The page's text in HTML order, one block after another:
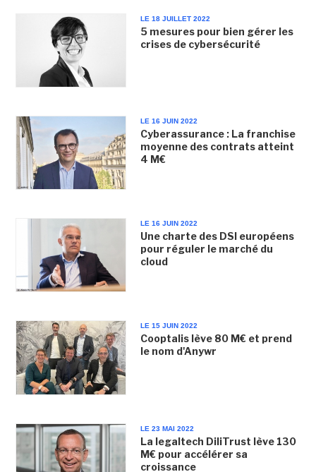
LE 18 JUILLET 2022
5 mesures pour bien gérer les
crises de cybersécurité
LE 16 JUIN 2022
Cyberassurance : La franchise
moyenne des contrats atteint
4 M€
LE 16 JUIN 2022
Une charte des DSI européens
pour réguler le marché du
cloud
LE 15 JUIN 2022
Cooptalis lève 80 M€ et prend
le nom d'Anywr
LE 23 MAI 2022
La legaltech DiliTrust lève 130
M€ pour accélérer sa
croissance